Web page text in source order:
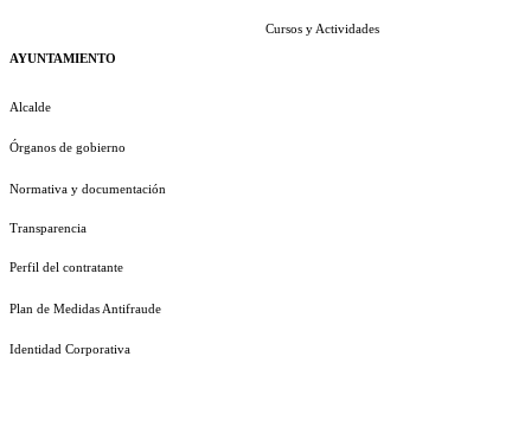
AYUNTAMIENTO
Alcalde
Órganos de gobierno
Normativa y documentación
Transparencia
Perfil del contratante
Plan de Medidas Antifraude
Identidad Corporativa
Cursos y Actividades